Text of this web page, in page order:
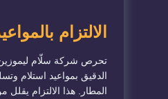
الالتزام
تحرص شركة سلّام ليموزين
الدقيق بمواعيد استلام
المطار. هذا الالتزام يقلل